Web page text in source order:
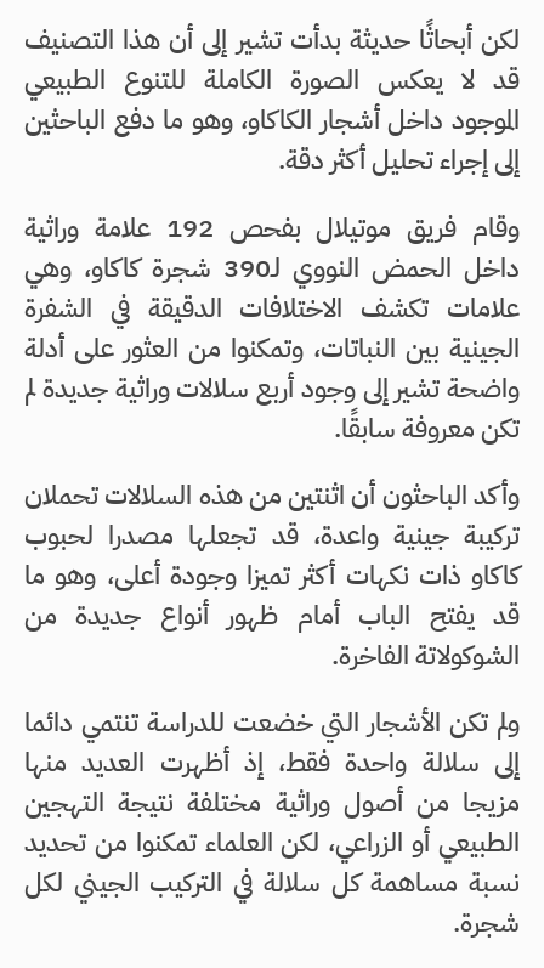
لكن أبحاثًا حديثة بدأت تشير إلى أن هذا التصنيف
قد لا يعكس الصورة الكاملة للتنوع الطبيعي
الموجود داخل أشجار الكاكاو، وهو ما دفع الباحثين
إلى إجراء تحليل أكثر دقة.
وقام فريق موتيلال بفحص 192 علامة وراثية
داخل الحمض النووي لـ390 شجرة كاكاو، وهي
علامات تكشف الاختلافات الدقيقة في الشفرة
الجينية بين النباتات، وتمكنوا من العثور على أدلة
واضحة تشير إلى وجود أربع سلالات وراثية جديدة لم
تكن معروفة سابقًا.
وأكد الباحثون أن اثنتين من هذه السلالات تحملان
تركيبة جينية واعدة، قد تجعلها مصدرا لحبوب
كاكاو ذات نكهات أكثر تميزا وجودة أعلى، وهو ما
قد يفتح الباب أمام ظهور أنواع جديدة من
الشوكولاتة الفاخرة.
ولم تكن الأشجار التي خضعت للدراسة تنتمي دائما
إلى سلالة واحدة فقط، إذ أظهرت العديد منها
مزيجا من أصول وراثية مختلفة نتيجة التهجين
الطبيعي أو الزراعي، لكن العلماء تمكنوا من تحديد
نسبة مساهمة كل سلالة في التركيب الجيني لكل
شجرة.